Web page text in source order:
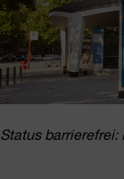
Status